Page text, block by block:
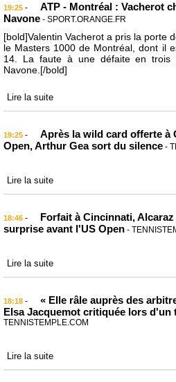
19:25 -
ATP - Montréal : Vacherot
Navone - SPORT.ORANGE.FR
[bold]Valentin Vacherot a pris la porte
le Masters 1000 de Montréal, dont il
14. La faute à une défaite en trois
Navone.[/bold]
Lire la suite
19:25 -
Après la wild card offerte à
Open, Arthur Gea sort du silence -
Lire la suite
18:46 -
Forfait à Cincinnati,
surprise avant l'US Open -
Lire la suite
18:18 -
« Elle râle auprès des
Elsa Jacquemot critiquée lors d'un
TENNISTEMPLE.COM
Lire la suite